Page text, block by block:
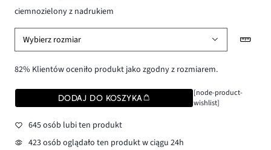
ciemnozielony z nadrukiem
Wybierz rozmiar
82% Klientów oceniło produkt jako zgodny z rozmiarem.
DODAJ DO KOSZYKA
[node-product-
wishlist]
645 osób lubi ten produkt
423 osób oglądało ten produkt w ciągu 24h